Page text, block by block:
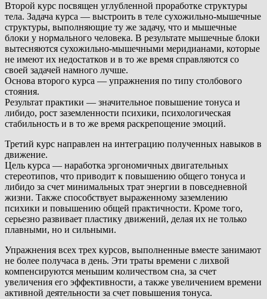
Второй курс посвящен углубленной проработке структуры
тела. Задача курса — выстроить в теле сухожильно-мышечные
структуры, выполняющие ту же задачу, что и мышечные
блоки у нормального человека. В результате мышечные блоки
вытесняются сухожильно-мышечными меридианами, которые
не имеют их недостатков и в то же время справляются со
своей задачей намного лучше.
Основа второго курса — упражнения по типу столбового
стояния.
Результат практики — значительное повышение тонуса и
либидо, рост заземленности психики, психологическая
стабильность и в то же время раскрепощение эмоций.
Третий курс направлен на интеграцию полученных навыков в
движение.
Цель курса — наработка эргономичных двигательных
стереотипов, что приводит к повышению общего тонуса и
либидо за счет минимальных трат энергии в повседневной
жизни. Также способствует выраженному заземлению
психики и повышению общей практичности. Кроме того,
серьезно развивает пластику движений, делая их не только
плавными, но и сильными.
Упражнения всех трех курсов, выполненные вместе занимают
не более получаса в день. Эти траты времени с лихвой
компенсируются меньшим количеством сна, за счет
увеличения его эффективности, а также увеличением времени
активной деятельности за счет повышения тонуса.